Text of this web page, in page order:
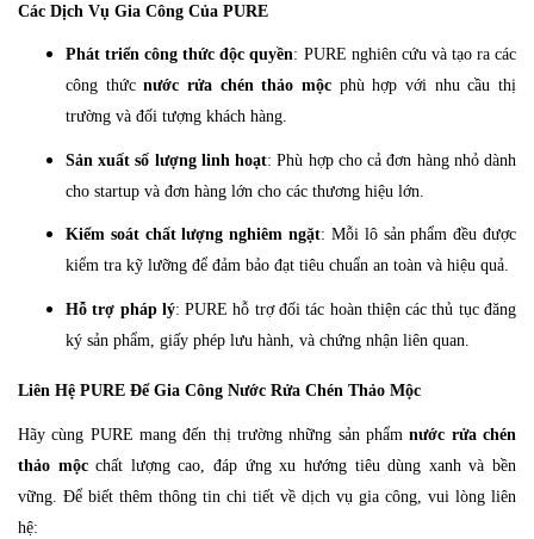
Các Dịch Vụ Gia Công Của PURE
Phát triển công thức độc quyền: PURE nghiên cứu và tạo ra các
công thứcnước rửa chén thảo mộc phù hợp với nhu cầu thị
trường và đối tượng khách hàng.
Sản xuất số lượng linh hoạt: Phù hợp cho cả đơn hàng nhỏ dành
cho startup và đơn hàng lớn cho các thương hiệu lớn.
Kiểm soát chất lượng nghiêm ngặt: Mỗi lô sản phẩm đều được
kiểm tra kỹ lưỡng để đảm bảo đạt tiêu chuẩn an toàn và hiệu quả.
Hỗ trợ pháp lý: PURE hỗ trợ đối tác hoàn thiện các thủ tục đăng
ký sản phẩm, giấy phép lưu hành, và chứng nhận liên quan.
Liên Hệ PURE Để Gia Công Nước Rửa Chén Thảo Mộc
Hãy cùng PURE mang đến thị trường những sản phẩmnước rửa chén
thảo mộcchất lượng cao, đáp ứng xu hướng tiêu dùng xanh và bền
vững. Để biết thêm thông tin chi tiết về dịch vụ gia công, vui lòng liên
hệ: